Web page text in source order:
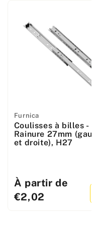
Fabricant
:
Furnica
Coulisses à billes -
Rainure 27mm
et droite), H27
Prix
standard
À partir de
€2,02